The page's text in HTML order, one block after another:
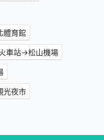
體育館
車站→松山機場
光夜市